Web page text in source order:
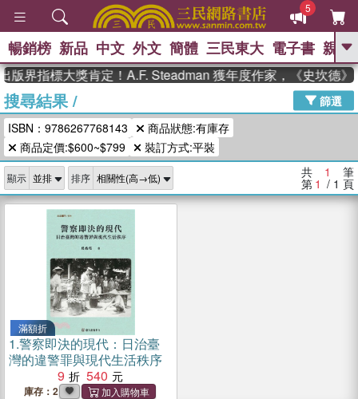
5
GO
高希均教授回憶錄
、 The Odyssey 、 父親節 、 花開錦
繡 、 暑期推薦
李登輝時代 、
、 偉大的迷走神經 、 如果歷史是一
群喵
暢銷榜 新品 中文 外文 簡體 三民東大 電子書 親子
版界指標大獎肯定！A.F. Steadman 獲年度作家，《史坎德》
搜尋結果/
篩選
ISBN：9786267768143
商品狀態:有庫存
商品定價:$600~$799
裝訂方式:平裝
顯示 排序 共 1 筆
第 1 / 1 頁
滿額折
1.警察即決的現代：日治臺
灣的違警罪與現代生活秩序
9
540
庫存：2